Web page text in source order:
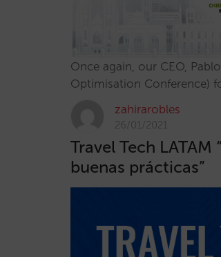
Once again, our CEO,
Optimisation Conference)
zahirarobles
26/01/2021
Travel Tech
buenas prácticas”